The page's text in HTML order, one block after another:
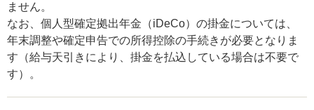
ません。
なお、個人型確定拠出年金（iDeCo）の掛金については、
年末調整や確定申告での所得控除の手続きが必要となりま
す（給与天引きにより、掛金を払込している場合は不要で
す）。